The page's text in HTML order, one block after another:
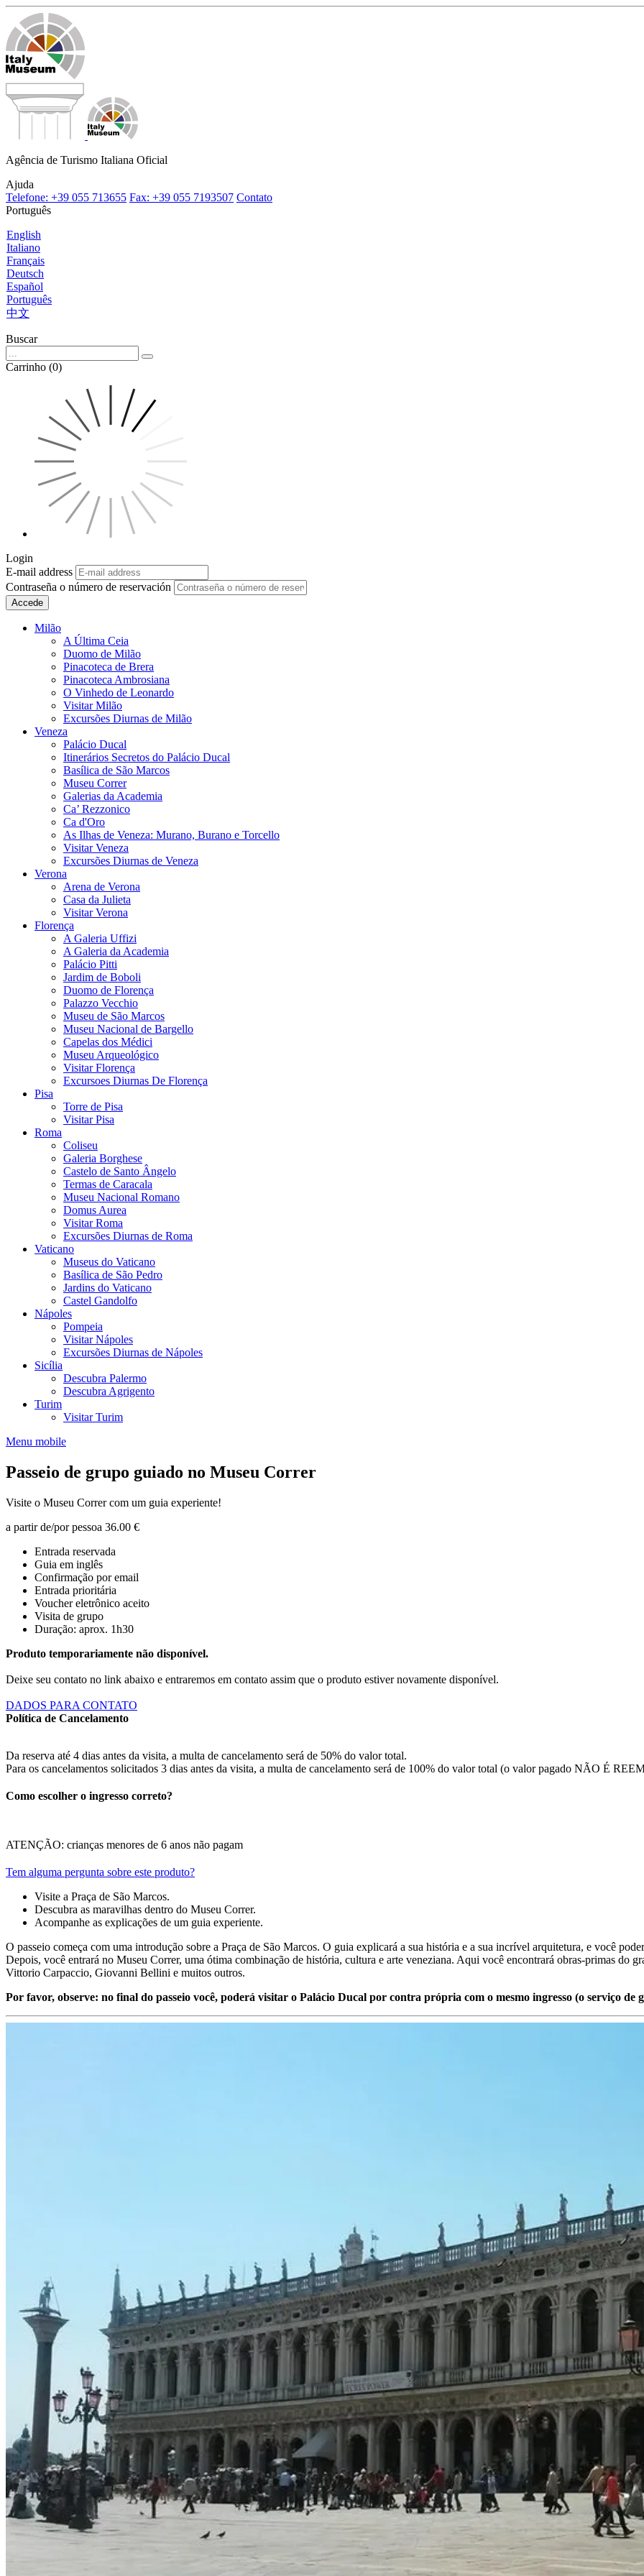
Agência de Turismo Italiana Oficial
Ajuda
Telefone: +39 055 713655 Fax: +39 055 7193507 Contato
Português
English
Italiano
Français
Deutsch
Español
Português
中文
Buscar
Carrinho (0)
Login
E-mail address
Contraseña o número de reservación
Accede
Milão
A Última Ceia
Duomo de Milão
Pinacoteca de Brera
Pinacoteca Ambrosiana
O Vinhedo de Leonardo
Visitar Milão
Excursões Diurnas de Milão
Veneza
Palácio Ducal
Itinerários Secretos do Palácio Ducal
Basílica de São Marcos
Museu Correr
Galerias da Academia
Ca’ Rezzonico
Ca d'Oro
As Ilhas de Veneza: Murano, Burano e Torcello
Visitar Veneza
Excursões Diurnas de Veneza
Verona
Arena de Verona
Casa da Julieta
Visitar Verona
Florença
A Galeria Uffizi
A Galeria da Academia
Palácio Pitti
Jardim de Boboli
Duomo de Florença
Palazzo Vecchio
Museu de São Marcos
Museu Nacional de Bargello
Capelas dos Médici
Museu Arqueológico
Visitar Florença
Excursoes Diurnas De Florença
Pisa
Torre de Pisa
Visitar Pisa
Roma
Coliseu
Galeria Borghese
Castelo de Santo Ângelo
Termas de Caracala
Museu Nacional Romano
Domus Aurea
Visitar Roma
Excursões Diurnas de Roma
Vaticano
Museus do Vaticano
Basílica de São Pedro
Jardins do Vaticano
Castel Gandolfo
Nápoles
Pompeia
Visitar Nápoles
Excursões Diurnas de Nápoles
Sicília
Descubra Palermo
Descubra Agrigento
Turim
Visitar Turim
Menu mobile
Passeio de grupo guiado no Museu Correr
Visite o Museu Correr com um guia experiente!
a partir de/por pessoa 36.00 €
Entrada reservada
Guia em inglês
Confirmação por email
Entrada prioritária
Voucher eletrônico aceito
Visita de grupo
Duração: aprox. 1h30
Produto temporariamente não disponível.
Deixe seu contato no link abaixo e entraremos em contato assim que o produto estiver novamente disponível.
DADOS PARA CONTATO
Política de Cancelamento
Da reserva até 4 dias antes da visita, a multa de cancelamento será de 50% do valor total.
Para os cancelamentos solicitados 3 dias antes da visita, a multa de cancelamento será de 100% do valor total (o valor pagado NÃO É
Como escolher o ingresso correto?
ATENÇÃO: crianças menores de 6 anos não pagam
Tem alguma pergunta sobre este produto?
Visite a Praça de São Marcos.
Descubra as maravilhas dentro do Museu Correr.
Acompanhe as explicações de um guia experiente.
O passeio começa com uma introdução sobre a Praça de São Marcos. O guia explicará a sua história e a sua incrível arquitetura, e você
Depois, você entrará no Museu Correr, uma ótima combinação de história, cultura e arte veneziana. Aqui você encontrará obras-primas do
Vittorio Carpaccio, Giovanni Bellini e muitos outros.
Por favor, observe: no final do passeio você, poderá visitar o Palácio Ducal por contra própria com o mesmo ingresso (o serviço de